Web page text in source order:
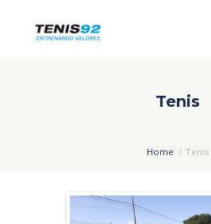
Tenis
Home Tenis